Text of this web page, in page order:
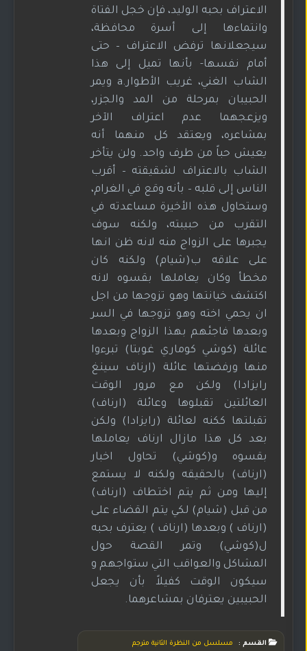
الاعتراف بحبه الوليد، فإن خجل الفتاة
وانتماءها إلى أسرة محافظة،
سيجعلانها ترفض الاعتراف – حتى
أمام نفسها- بأنها تميل إلى هذا
الشاب الغني، غريب الأطوار.a ويمر
الحبيبان بمرحلة من المد والجزر،
ويزعجهما عدم اعتراف الآخر
بمشاعره، ويعتقد كل منهما أنه
يعيش حباً من طرف واحد. ولن يتأخر
الشاب بالاعتراف لشقيقته – أقرب
الناس إلى قلبه – بأنه وقع في الغرام،
وستحاول هذه الأخيرة مساعدته في
التقرب من حبيبته، ولكنه سوف
يجبرها على الزواج منه لانه ظن انها
على علاقه ب(شيام) ولكنه كان
مخطأ وكان يعاملها بقسوه لانه
اكتشف خيانتها وهو تزوجها من اجل
ان يحمي اخته وهو تزوجها في السر
وبعدها فاجئهم بهذا الزواج وبعدها
عائلة (كوشي كوماري غوبتا) تبرءوا
منها ورفضتها عائلة (ارناف سينغ
رايزادا) ولكن مع مرور الوقت
العائلتين تقبلوها وعائلة (ارناف)
تقبلتها ككنه لعائلة (رايزادا) ولكن
بعد كل هذا مازال ارناف يعاملها
بقسوه و(كوشي) تحاول اخبار
(ارناف) بالحقيقه ولكنه لا يستمع
إليها ومن ثم يتم اختطاف (ارناف)
من قبل (شيام) لكي يتم القضاء على
(ارناف ) وبعدها (ارناف ) يعترف بحبه
ل(كوشي) وتمر القصة حول
المشاكل والعواقب التي ستواجهم و
سيكون الوقت كفيلاً بأن يجعل
الحبيبين يعترفان بمشاعرهما.
القسم : مسلسل من النظرة الثانية مترجم